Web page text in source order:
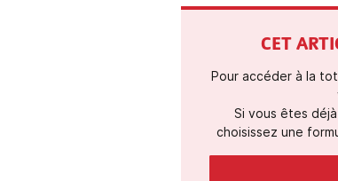
CET
Pour accéder à la
Si vous êtes
choisissez une